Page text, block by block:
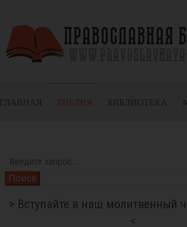
ГЛАВНАЯ БИБЛИЯ БИБЛИОТЕКА
Поиск
> Вступайте в наш молитвенный
<